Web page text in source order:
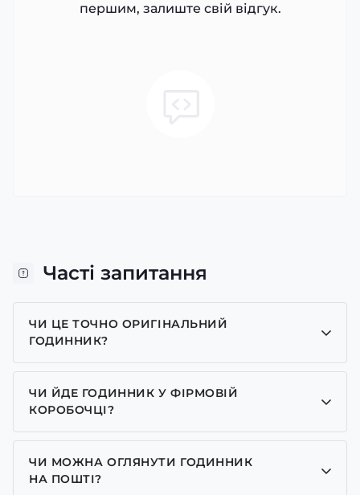
першим, залиште свій відгук.
Часті запитання
ЧИ ЦЕ ТОЧНО ОРИГІНАЛЬНИЙ
ГОДИННИК?
Так, усі годинники у нас лише оригінальні, ми є
представником багатьох брендів.
ЧИ ЙДЕ ГОДИННИК У ФІРМОВІЙ
КОРОБОЧЦІ?
Для годинників бренду Casio, Pagani Design,
GUARDO та GOODYEAR додаємо фірмові
коробочки із брендовим надписом. Для бренду
ЧИ МОЖНА ОГЛЯНУТИ ГОДИННИК
НА ПОШТІ?